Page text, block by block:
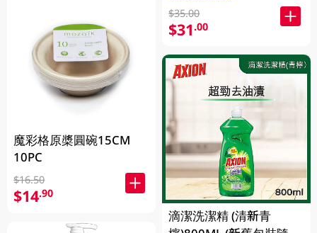
魔彩格原槳圓碗15CM
10PC
$16.50
$14.90
$35.00
$31.00
滴潔洗潔精 (清新青